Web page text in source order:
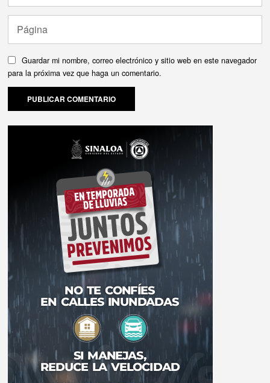
Guardar mi nombre, correo electrónico y sitio web en este navegador
para la próxima vez que haga un comentario.